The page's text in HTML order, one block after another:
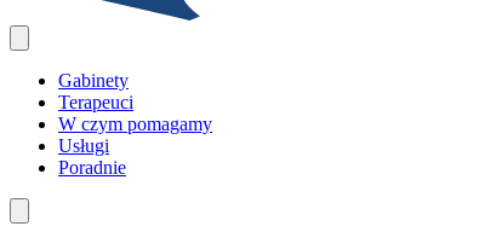
Gabinety
Terapeuci
W czym pomagamy
Usługi
Poradnie